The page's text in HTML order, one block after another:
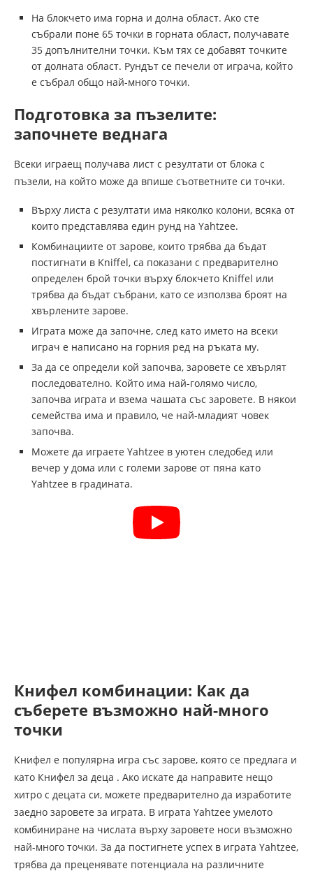
На блокчето има горна и долна област. Ако сте
събрали поне 65 точки в горната област, получавате
35 допълнителни точки. Към тях се добавят точките
от долната област. Рундът се печели от играча, който
е събрал общо най-много точки.
Подготовка за пъзелите:
започнете веднага
Всеки играещ получава лист с резултати от блока с
пъзели, на който може да впише съответните си точки.
Върху листа с резултати има няколко колони, всяка от
които представлява един рунд на Yahtzee.
Комбинациите от зарове, които трябва да бъдат
постигнати в Kniffel, са показани с предварително
определен брой точки върху блокчето Kniffel или
трябва да бъдат събрани, като се използва броят на
хвърлените зарове.
Играта може да започне, след като името на всеки
играч е написано на горния ред на ръката му.
За да се определи кой започва, заровете се хвърлят
последователно. Който има най-голямо число,
започва играта и взема чашата със заровете. В някои
семейства има и правило, че най-младият човек
започва.
Можете да играете Yahtzee в уютен следобед или
вечер у дома или с големи зарове от пяна като
Yahtzee в градината.
Книфел комбинации: Как да
съберете възможно най-много
точки
Книфел е популярна игра със зарове, която се предлага и
като Книфел за деца . Ако искате да направите нещо
хитро с децата си, можете предварително да изработите
заедно заровете за играта. В играта Yahtzee умелото
комбиниране на числата върху заровете носи възможно
най-много точки. За да постигнете успех в играта Yahtzee,
трябва да преценявате потенциала на различните